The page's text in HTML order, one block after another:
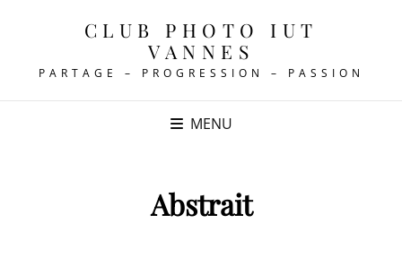
CLUB PHOTO IUT
VANNES
PARTAGE – PROGRESSION – PASSION
MENU
Abstrait